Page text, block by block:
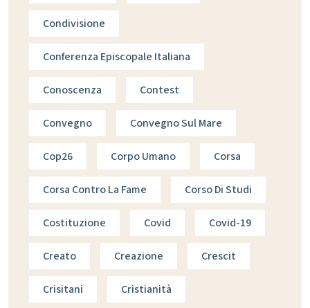
Condivisione
Conferenza Episcopale Italiana
Conoscenza Contest
Convegno Convegno Sul Mare
Cop26 Corpo Umano Corsa
Corsa Contro La Fame Corso Di Studi
Costituzione Covid Covid-19
Creato Creazione Crescit
Crisitani Cristianità